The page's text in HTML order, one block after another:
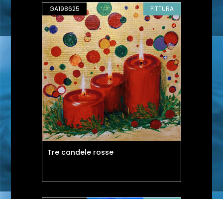
GA198625 PITTURA
Tre candele rosse